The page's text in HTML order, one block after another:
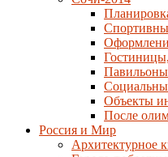
Павильоны
Объекты
После
Россия и Мир
Архитектурное